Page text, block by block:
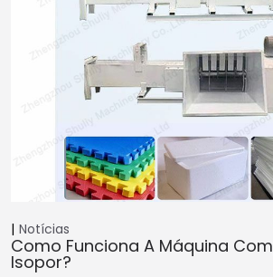
Notícias
Como Funciona A Máquina
Isopor?